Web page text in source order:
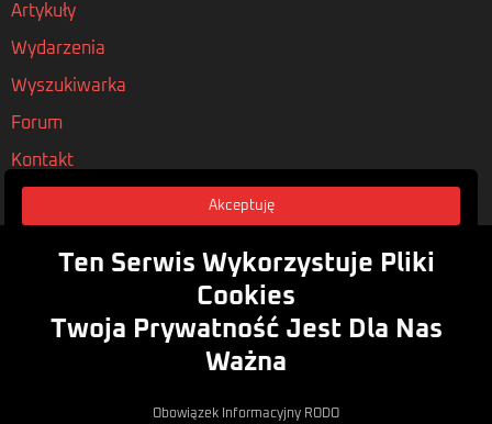
Artykuły
Wydarzenia
Wyszukiwarka
Forum
Kontakt
Nasze Polityki
Regulamin
Rodo
Zapisz się do naszego newsletera, aby być na bieżąco z
Akceptuję
Ten Serwis Wykorzystuje Pliki
Cookies
Twoja Prywatność Jest Dla Nas
Ważna
Obowiązek Informacyjny RODO